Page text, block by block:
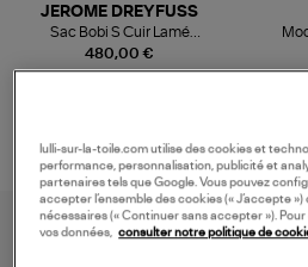
480,00 €
JEROME DREYFUSS
Sac Bobi S Cuir Lamé
Champagne
lulli-sur-la-toile.com utilise des cookies et
performance, personnalisation, publicité et
partenaires tels que Google. Vous pouvez
accepter l’ensemble des cookies (« J’accepte
nécessaires (« Continuer sans accepter »). Pour
vos données,
consulter notre politique de